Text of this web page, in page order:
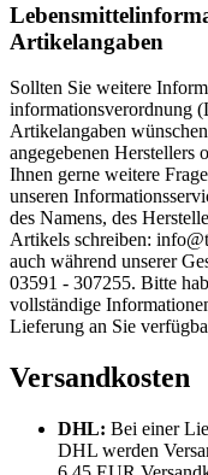
Artikelangaben
Sollten Sie weitere
informations­verordnung
Artikelangaben
angegebenen
Ihnen gerne weitere
unseren
des Namens, des
Artikels schreiben:
auch während unserer
03591 - 307255. Bitte
vollständige
Lieferung an Sie
Versandkosten
DHL: Bei einer
DHL werden